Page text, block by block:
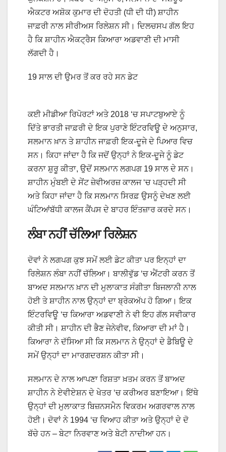
ਐਕਟਰ ਅਸ਼ੋਕ ਕੁਮਾਰ ਦੀ ਦੋਹਤੀ (ਧੀ ਦੀ ਧੀ) ਸ਼ਾਹੀਨ
ਜਾਫ਼ਰੀ ਨਾਲ ਸੀਰੀਅਸ ਰਿਲੇਸ਼ਨ ਸੀ। ਦਿਲਚਸਪ ਗੱਲ ਇਹ
ਹੈ ਕਿ ਸ਼ਾਹੀਨ ਐਕਟ੍ਰੈਸ ਕਿਆਰਾ ਅਡਵਾਣੀ ਦੀ ਮਾਸੀ
ਲੱਗਦੀ ਹੈ।
19 ਸਾਲ ਦੀ ਉਮਰ ਤੋਂ ਕਰ ਰਹੇ ਸਨ ਡੇਟ
ਕਈ ਮੀਡੀਆ ਰਿਪੋਰਟਾਂ ਅਤੇ 2018 ‘ਚ ਸਪਾਟਬੁਆਏ ਨੂੰ
ਦਿੱਤੇ ਭਾਰਤੀ ਜਾਫ਼ਰੀ ਦੇ ਇਕ ਪੁਰਾਣੇ ਇੰਟਰਵਿਊ ਦੇ ਅਨੁਸਾਰ,
ਸਲਮਾਨ ਖ਼ਾਨ ਤੇ ਸ਼ਾਹੀਨ ਜਾਫ਼ਰੀ ਇਕ-ਦੂਜੇ ਦੇ ਪਿਆਰ ਵਿਚ
ਸਨ। ਕਿਹਾ ਜਾਂਦਾ ਹੈ ਕਿ ਜਦੋਂ ਉਨ੍ਹਾਂ ਨੇ ਇਕ-ਦੂਜੇ ਨੂੰ ਡੇਟ
ਕਰਨਾ ਸ਼ੁਰੂ ਕੀਤਾ, ਉਦੋਂ ਸਲਮਾਨ ਲਗਪਗ 19 ਸਾਲ ਦੇ ਸਨ।
ਸ਼ਾਹੀਨ ਮੁੰਬਈ ਦੇ ਸੇਂਟ ਜ਼ੇਵੀਅਰਜ਼ ਕਾਲਜ ‘ਚ ਪੜ੍ਹਦੀ ਸੀ
ਅਤੇ ਕਿਹਾ ਜਾਂਦਾ ਹੈ ਕਿ ਸਲਮਾਨ ਸਿਰਫ਼ ਉਸਨੂੰ ਦੇਖਣ ਲਈ
ਘੰਟਿਆਂਬੱਧੀ ਕਾਲਜ ਕੈਂਪਸ ਦੇ ਬਾਹਰ ਇੰਤਜ਼ਾਰ ਕਰਦੇ ਸਨ।
ਲੰਬਾ ਨਹੀਂ ਚੱਲਿਆ ਰਿਲੇਸ਼ਨ
ਦੋਵਾਂ ਨੇ ਲਗਪਗ ਕੁਝ ਸਮੇਂ ਲਈ ਡੇਟ ਕੀਤਾ ਪਰ ਇਨ੍ਹਾਂ ਦਾ
ਰਿਲੇਸ਼ਨ ਲੰਬਾ ਨਹੀਂ ਚੱਲਿਆ। ਬਾਲੀਵੁੱਡ ‘ਚ ਐਂਟਰੀ ਕਰਨ ਤੋਂ
ਬਾਅਦ ਸਲਮਾਨ ਖ਼ਾਨ ਦੀ ਮੁਲਾਕਾਤ ਸੰਗੀਤਾ ਬਿਜਲਾਨੀ ਨਾਲ
ਹੋਈ ਤੇ ਸ਼ਾਹੀਨ ਨਾਲ ਉਨ੍ਹਾਂ ਦਾ ਬ੍ਰੇਕਅੱਪ ਹੋ ਗਿਆ। ਇਕ
ਇੰਟਰਵਿਊ ‘ਚ ਕਿਆਰਾ ਅਡਵਾਣੀ ਨੇ ਵੀ ਇਹ ਗੱਲ ਸਵੀਕਾਰ
ਕੀਤੀ ਸੀ। ਸ਼ਾਹੀਨ ਦੀ ਭੈਣ ਜੇਨੇਵੀਵ, ਕਿਆਰਾ ਦੀ ਮਾਂ ਹੈ।
ਕਿਆਰਾ ਨੇ ਦੱਸਿਆ ਸੀ ਕਿ ਸਲਮਾਨ ਨੇ ਉਨ੍ਹਾਂ ਦੇ ਡੈਬਿਊ ਦੇ
ਸਮੇਂ ਉਨ੍ਹਾਂ ਦਾ ਮਾਰਗਦਰਸ਼ਨ ਕੀਤਾ ਸੀ।
ਸਲਮਾਨ ਦੇ ਨਾਲ ਆਪਣਾ ਰਿਸ਼ਤਾ ਖ਼ਤਮ ਕਰਨ ਤੋਂ ਬਾਅਦ
ਸ਼ਾਹੀਨ ਨੇ ਏਵੀਏਸ਼ਨ ਦੇ ਖੇਤਰ ‘ਚ ਕਰੀਅਰ ਬਣਾਇਆ। ਇੱਥੇ
ਉਨ੍ਹਾਂ ਦੀ ਮੁਲਾਕਾਤ ਬਿਜ਼ਨਸਮੈਨ ਵਿਕਰਮ ਅਗਰਵਾਲ ਨਾਲ
ਹੋਈ। ਦੋਵਾਂ ਨੇ 1994 ‘ਚ ਵਿਆਹ ਕੀਤਾ ਅਤੇ ਉਨ੍ਹਾਂ ਦੇ ਦੋ
ਬੱਚੇ ਹਨ – ਬੇਟਾ ਨਿਰਵਾਣ ਅਤੇ ਬੇਟੀ ਨਾਦੀਆ ਹਨ।